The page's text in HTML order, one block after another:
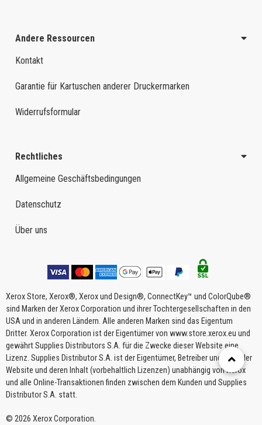
Andere Ressourcen
Kontakt
Garantie für Kartuschen anderer Druckermarken
Widerrufsformular
Rechtliches
Allgemeine Geschäftsbedingungen
Datenschutz
Über uns
Xerox Store, Xerox®, Xerox und Design®, ConnectKey™ und ColorQube®
sind Marken der Xerox Corporation und ihrer Tochtergesellschaften in den
USA und in anderen Ländern. Alle anderen Marken sind das Eigentum
Dritter. Xerox Corporation ist der Eigentümer von www.store.xerox.eu und
gewährt Supplies Distributors S.A. für die Zwecke dieser Website eine
Lizenz. Supplies Distributor S.A. ist der Eigentümer, Betreiber und Host der
Website und deren Inhalt (vorbehaltlich Lizenzen) unabhängig von Xerox
und alle Online-Transaktionen finden zwischen dem Kunden und Supplies
Distributor S.A. statt.
© 2026 Xerox Corporation.